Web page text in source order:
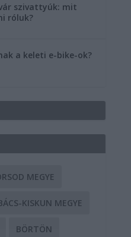
szivattyúk: mit
róluk?
a keleti e-bike-ok?
MEGYE
KISKUN MEGYE
BÖRTÖN